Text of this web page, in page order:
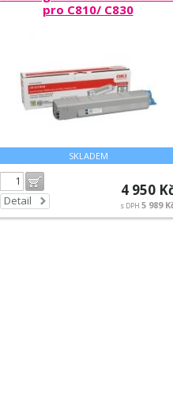
pro C810/ C830
SKLADEM
Detail
4 950
s DPH 5 989